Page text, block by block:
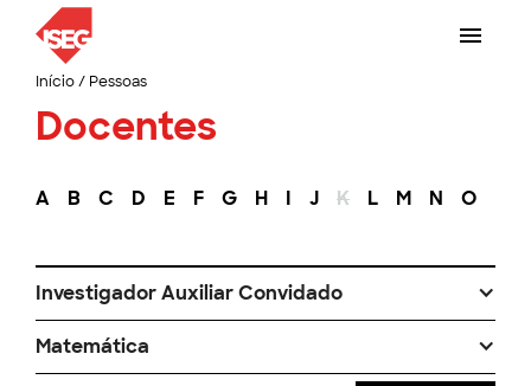
Início/ Pessoas
Docentes
A B C D E F G H I J K L M N O
Investigador Auxiliar Convidado
Matemática